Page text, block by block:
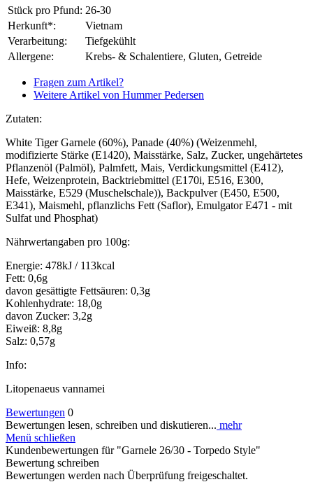
Stück pro Pfund: 26-30
Herkunft*:
Vietnam
Verarbeitung:
Tiefgekühlt
Allergene:
Krebs- & Schalentiere, Gluten, Getreide
Fragen zum Artikel?
Weitere Artikel von Hummer Pedersen
Zutaten:
White Tiger Garnele (60%), Panade (40%) (Weizenmehl,
modifizierte Stärke (E1420), Maisstärke, Salz, Zucker, ungehärtetes
Pflanzenöl (Palmöl), Palmfett, Mais, Verdickungsmittel (E412),
Hefe, Weizenprotein, Backtriebmittel (E170i, E516, E300,
Maisstärke, E529 (Muschelschale)), Backpulver (E450, E500,
E341), Maismehl, pflanzlichs Fett (Saflor), Emulgator E471 - mit
Sulfat und Phosphat)
Nährwertangaben pro 100g:
Energie: 478kJ / 113kcal
Fett: 0,6g
davon gesättigte Fettsäuren: 0,3g
Kohlenhydrate: 18,0g
davon Zucker: 3,2g
Eiweiß: 8,8g
Salz: 0,57g
Info:
Litopenaeus vannamei
Bewertungen 0
Bewertungen lesen, schreiben und diskutieren... mehr
Menü schließen
Kundenbewertungen für "Garnele 26/30 - Torpedo Style"
Bewertung schreiben
Bewertungen werden nach Überprüfung freigeschaltet.